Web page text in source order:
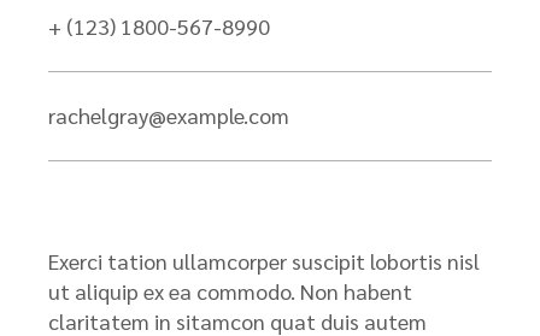
+ (123) 1800-567-8990
rachelgray@example.com
Exerci tation ullamcorper suscipit lobortis nisl
ut aliquip ex ea commodo. Non habent
claritatem in sitamcon quat duis autem